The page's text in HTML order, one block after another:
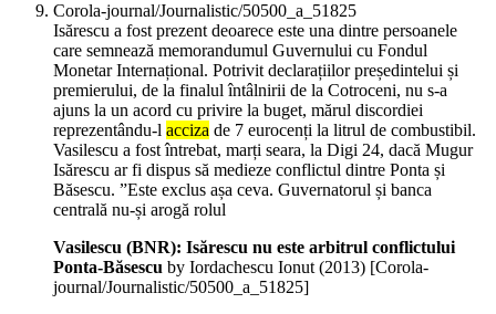
Corola-journal/Journalistic/50500_a_51825
Isărescu a fost prezent deoarece este una dintre persoanele
care semnează memorandumul Guvernului cu Fondul
Monetar Internațional. Potrivit declarațiilor președintelui și
premierului, de la finalul întâlnirii de la Cotroceni, nu s-a
ajuns la un acord cu privire la buget, mărul discordiei
reprezentându-l acciza de 7 eurocenți la litrul de combustibil.
Vasilescu a fost întrebat, marți seara, la Digi 24, dacă Mugur
Isărescu ar fi dispus să medieze conflictul dintre Ponta și
Băsescu. ”Este exclus așa ceva. Guvernatorul și banca
centrală nu-și arogă rolul
Vasilescu (BNR): Isărescu nu este arbitrul conflictului
Ponta-Băsescu by Iordachescu Ionut (2013) [Corola-
journal/Journalistic/50500_a_51825]